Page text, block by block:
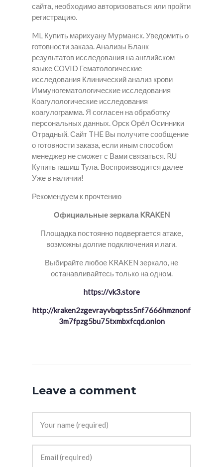
сайта, необходимо авторизоваться или пройти
регистрацию.
ML Купить марихуану Мурманск. Уведомить о
готовности заказа. Анализы Бланк
результатов исследования на английском
языке COVID Гематологические
исследования Клинический анализ крови
Иммуногематологические исследования
Коагулологические исследования
коагулограмма. Я согласен на обработку
персональных данных. Орск Орёл Осинники
Отрадный. Сайт THE Вы получите сообщение
о готовности заказа, если иным способом
менеджер не сможет с Вами связаться. RU
Купить гашиш Тула. Воспроизводится далее
Уже в наличии!
Рекомендуем к прочтению
Официальные зеркала KRAKEN
Площадка постоянно подвергается атаке,
возможны долгие подключения и лаги.
Выбирайте любое KRAKEN зеркало, не
останавливайтесь только на одном.
https://vk3.store
http://kraken2zgevrayvbqptss5nf7666hmznonf
3m7fpzg5bu75txmbxfcqd.onion
Leave a comment